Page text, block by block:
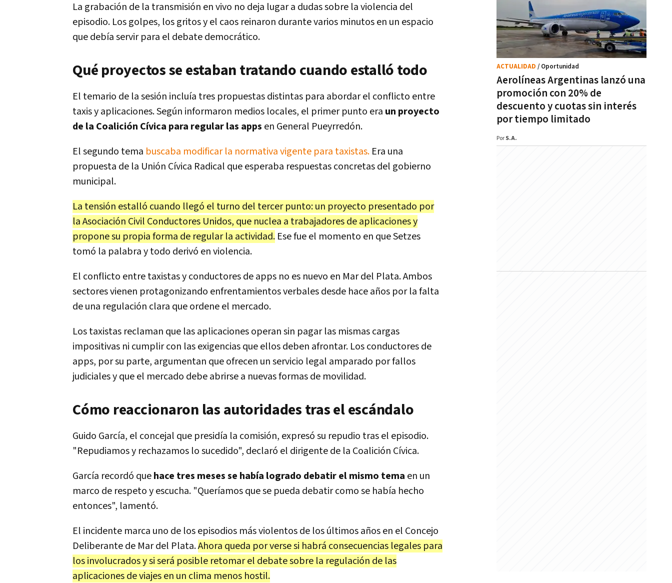
La grabación de la transmisión en vivo no deja lugar a dudas sobre la violencia del
episodio. Los golpes, los gritos y el caos reinaron durante varios minutos en un espacio
que debía servir para el debate democrático.
Qué proyectos se estaban tratando cuando estalló todo
El temario de la sesión incluía tres propuestas distintas para abordar el conflicto entre
taxis y aplicaciones. Según informaron medios locales, el primer punto era un proyecto
de la Coalición Cívica para regular las apps en General Pueyrredón.
El segundo tema buscaba modificar la normativa vigente para taxistas. Era una
propuesta de la Unión Cívica Radical que esperaba respuestas concretas del gobierno
municipal.
La tensión estalló cuando llegó el turno del tercer punto: un proyecto presentado por
la Asociación Civil Conductores Unidos, que nuclea a trabajadores de aplicaciones y
propone su propia forma de regular la actividad. Ese fue el momento en que Setzes
tomó la palabra y todo derivó en violencia.
El conflicto entre taxistas y conductores de apps no es nuevo en Mar del Plata. Ambos
sectores vienen protagonizando enfrentamientos verbales desde hace años por la falta
de una regulación clara que ordene el mercado.
Los taxistas reclaman que las aplicaciones operan sin pagar las mismas cargas
impositivas ni cumplir con las exigencias que ellos deben afrontar. Los conductores de
apps, por su parte, argumentan que ofrecen un servicio legal amparado por fallos
judiciales y que el mercado debe abrirse a nuevas formas de movilidad.
Cómo reaccionaron las autoridades tras el escándalo
Guido García, el concejal que presidía la comisión, expresó su repudio tras el episodio.
"Repudiamos y rechazamos lo sucedido", declaró el dirigente de la Coalición Cívica.
García recordó quehace tres meses se había logrado debatir el mismo tema en un
marco de respeto y escucha. "Queríamos que se pueda debatir como se había hecho
entonces", lamentó.
El incidente marca uno de los episodios más violentos de los últimos años en el Concejo
Deliberante de Mar del Plata.Ahora queda por verse si habrá consecuencias legales para
los involucrados y si será posible retomar el debate sobre la regulación de las
aplicaciones de viajes en un clima menos hostil.
Aerolíneas Argentinas lanzó una
promoción con 20% de
descuento y cuotas sin interés
por tiempo limitado
ACTUALIDAD / Oportunidad
Por S.A.